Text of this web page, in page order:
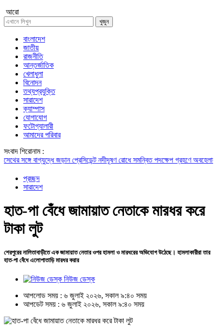
আরো
খুজুন
বাংলাদেশ
জাতীয়
রাজনীতি
আন্তর্জাতিক
খেলাধুলা
বিনোদন
তথ্যপ্রযুক্তি
সারাদেশ
ক্যাম্পাস
যোগাযোগ
ফটোগ্যালারী
আমাদের পরিবার
সংবাদ শিরোনাম :
বাগ্‌যুদ্ধে জড়ান প্রেসিডেন্টনদীদূষণ রোধে সমন্বিত পদক্ষেপ গ্রহণে অবহেলার সুযোগ
প্রচ্ছদ
সারাদেশ
হাত-পা বেঁধে জামায়াত নেতাকে মারধর করে
টাকা লুট
শেরপুরের নালিতাবাড়ীতে এক জামায়াত নেতার ওপর হামলা ও মারধরের অভিযোগ উঠেছে। হামলাকারীরা তার
হাত-পা বেঁধে এলোপাতাড়ি মারধর করার
নিউজ ডেস্ক
আপলোড সময় : ৬ জুলাই ২০২৬, সকাল ৯:৪০ সময়
আপডেট সময় : ৬ জুলাই ২০২৬, সকাল ৯:৪০ সময়